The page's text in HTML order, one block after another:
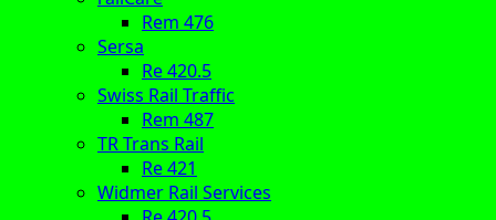
Rem 476
Sersa
Re 420.5
Swiss Rail Traffic
Rem 487
TR Trans Rail
Re 421
Widmer Rail Services